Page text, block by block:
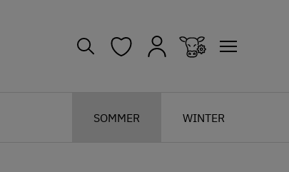
SOMMER WINTER